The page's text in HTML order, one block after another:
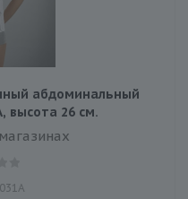
абдоминальный
высота 26 см.